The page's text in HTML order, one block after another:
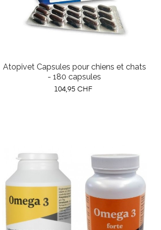
Atopivet Capsules pour chiens et chats
- 180 capsules
Prix
104,95 CHF